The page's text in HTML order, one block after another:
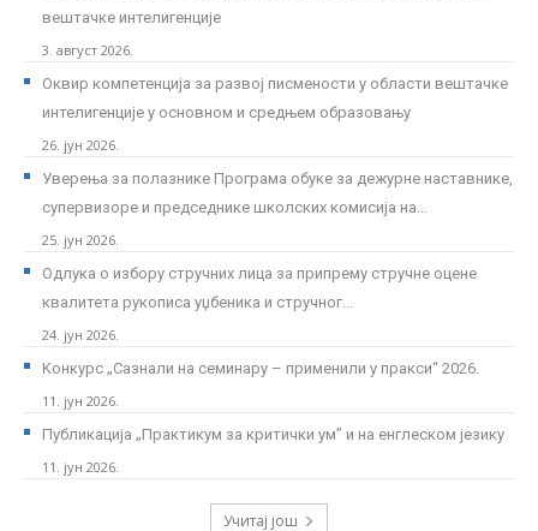
вештачке интелигенције
3. август 2026.
Оквир компетенција за развој писмености у области вештачке
интелигенције у основном и средњем образовању
26. јун 2026.
Уверења за полазнике Програмa обуке за дежурне наставнике,
супервизоре и председнике школских комисија на...
25. јун 2026.
Одлука о избору стручних лица за припрему стручне оцене
квалитета рукописа уџбеника и стручног...
24. јун 2026.
Kонкурс „Сазнали на семинару – применили у пракси“ 2026.
11. јун 2026.
Публикација „Практикум за критички ум” и на енглеском језику
11. јун 2026.
Учитај још